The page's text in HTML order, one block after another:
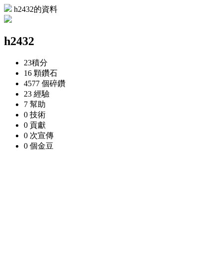
h2432的資料
h2432
23積分
16 顆鑽石
4577 個碎鑽
23 經驗
7 幫助
0 技術
0 貢獻
0 次宣傳
0 個金豆